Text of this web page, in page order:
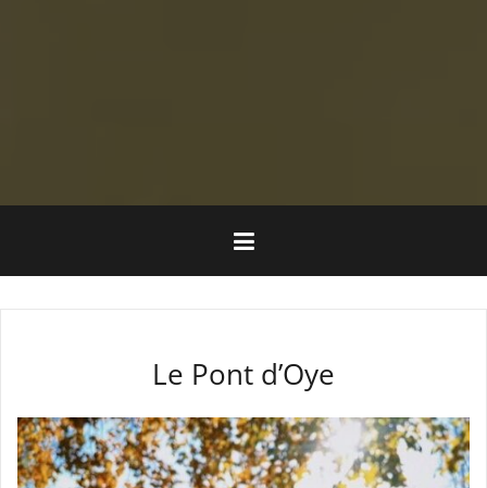
Le Pont d’Oye